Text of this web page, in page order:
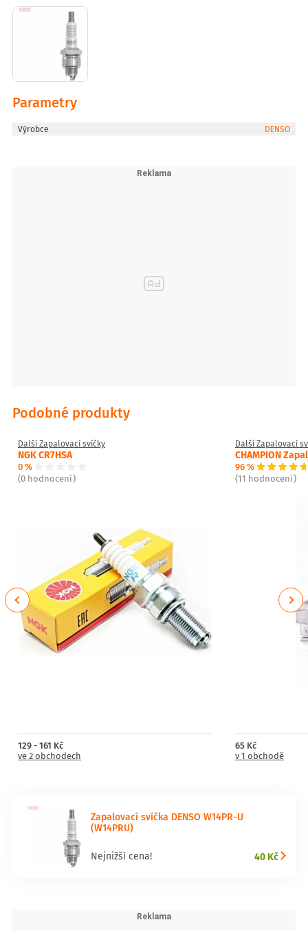
Parametry
Výrobce DENSO
Podobné produkty
Další Zapalovací svíčky
NGK CR7HSA
0 %
(0 hodnocení)
129 - 161 Kč
ve 2 obchodech
Další Zapalovací
CHAMPION
96 %
(11 hodnocení)
65 Kč
v 1 obchodě
Previous Next
Zapalovací svíčka DENSO W14PR-U
(W14PRU)
Nejnižší cena! 40 Kč